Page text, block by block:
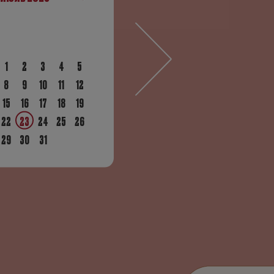
Group выступила партнером Чемпионата
по легкой атлетике в Екатеринбурге
1 2 3 4
5
8 9 10 11
12
15 16 17 18
19
22 23 24 25 26
29 30 31